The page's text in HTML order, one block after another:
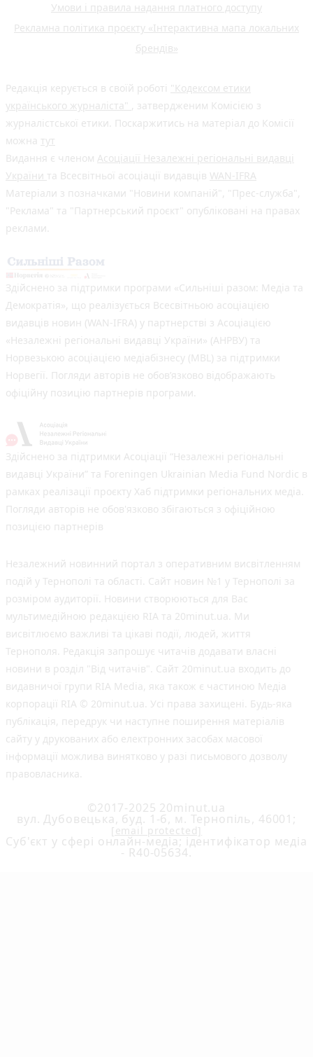
Умови і правила надання платного доступу
Рекламна політика проєкту «Інтерактивна мапа локальних
брендів»
Редакція керується в своїй роботі "Кодексом етики
українського журналіста" , затвердженим Комісією з
журналістської етики. Поскаржитись на матеріал до Комісії
можна тут
Видання є членом Асоціації Незалежні регіональні видавці
України та Всесвітньої асоціації видавців WAN-IFRA
Матеріали з позначками "Новини компаній", "Прес-служба",
"Реклама" та "Партнерський проєкт" опубліковані на правах
реклами.
Здійснено за підтримки програми «Сильніші разом: Медіа та
Демократія», що реалізується Всесвітньою асоціацією
видавців новин (WAN-IFRA) у партнерстві з Асоціацією
«Незалежні регіональні видавці України» (АНРВУ) та
Норвезькою асоціацією медіабізнесу (MBL) за підтримки
Норвегії. Погляди авторів не обов’язково відображають
офіційну позицію партнерів програми.
Здійснено за підтримки Асоціації “Незалежні регіональні
видавці України” та Foreningen Ukrainian Media Fund Nordic в
рамках реалізації проєкту Хаб підтримки регіональних медіа.
Погляди авторів не обов'язково збігаються з офіційною
позицією партнерів
Незалежний новинний портал з оперативним висвітленням
подій у Тернополі та області. Сайт новин №1 у Тернополі за
розміром аудиторії. Новини створюються для Вас
мультимедійною редакцією RIA та 20minut.ua. Ми
висвітлюємо важливі та цікаві події, людей, життя
Тернополя. Редакція запрошує читачів додавати власні
новини в розділ "Від читачів". Сайт 20minut.ua входить до
видавничої групи RIA Media, яка також є частиною Медіа
корпорації RIA © 20minut.ua. Усі права захищені. Будь-яка
публiкацiя, передрук чи наступне поширення матеріалів
сайту у друкованих або електронних засобах масової
інформації можлива винятково у разі письмового дозволу
правовласника.
©2017-2025 20minut.ua
вул. Дубовецька, буд. 1-б, м. Тернопіль, 46001;
[email protected]
Cуб'єкт у сфері онлайн-медіа; ідентифікатор медіа
- R40-05634.